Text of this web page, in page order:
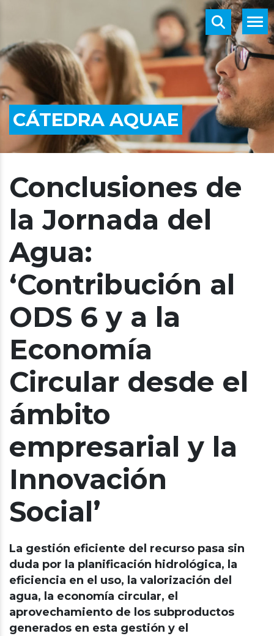
CÁTEDRA AQUAE
Conclusiones de
la Jornada del
Agua:
‘Contribución al
ODS 6 y a la
Economía
Circular desde el
ámbito
empresarial y la
Innovación
Social’
La gestión eficiente del recurso pasa sin
duda por la planificación hidrológica, la
eficiencia en el uso, la valorización del
agua, la economía circular, el
aprovechamiento de los subproductos
generados en esta gestión y el